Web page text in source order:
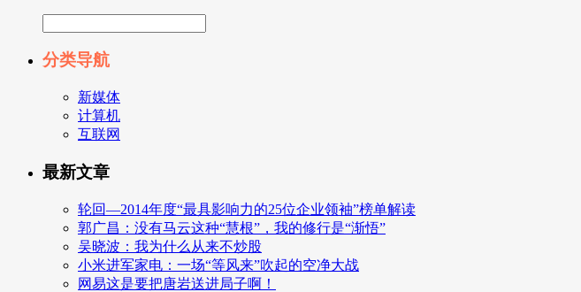
分类导航
新媒体
计算机
互联网
最新文章
轮回—2014年度“最具影响力的25位企业领袖”榜单解读
郭广昌：没有马云这种“慧根”，我的修行是“渐悟”
吴晓波：我为什么从来不炒股
小米进军家电：一场“等风来”吹起的空净大战
网易这是要把唐岩送进局子啊！